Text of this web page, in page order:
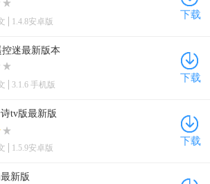
1.4.8安卓版
下载
控迷最新版本
3.1.6 手机版
下载
tv版最新版
1.5.9安卓版
下载
新版